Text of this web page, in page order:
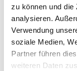
zu können und die
analysieren.
Verwendung
soziale Medien,
Partner führen
weiteren Daten
TSP8
Zum Verleimen